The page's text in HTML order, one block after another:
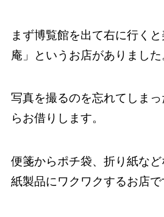
まず博覧館を出て右に行く
庵」というお店がありました
写真を撮るのを忘れてしま
らお借りします。
便箋からポチ袋、折り紙な
紙製品にワクワクするお店で